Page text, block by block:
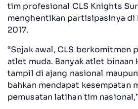
tim profesional CLS Knights
menghentikan partisipasinya di
2017.
“Sejak awal, CLS berkomitmen
atlet muda. Banyak atlet binaan
tampil di ajang nasional
bahkan mendapat kesempatan
pemusatan latihan tim